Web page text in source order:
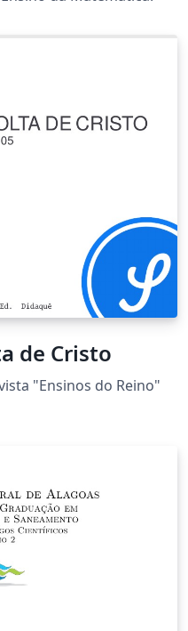
de Cristo
"Ensinos do Reino"